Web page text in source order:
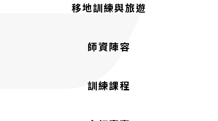
移地訓練與旅遊
師資陣容
訓練課程